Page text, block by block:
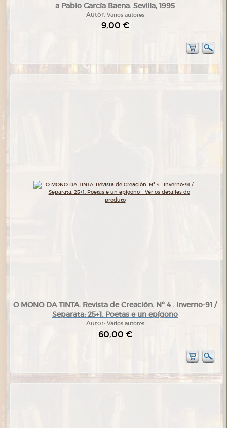
a Pablo García Baena. Sevilla, 1995
Autor: Varios autores
9,00 €
O MONO DA TINTA. Revista de Creación. Nº 4 . Inverno-91 /
Separata: 25+1. Poetas e un epígono
Autor: Varios autores
60,00 €